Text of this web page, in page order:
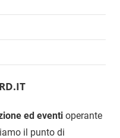
ed eventi operante
il punto di